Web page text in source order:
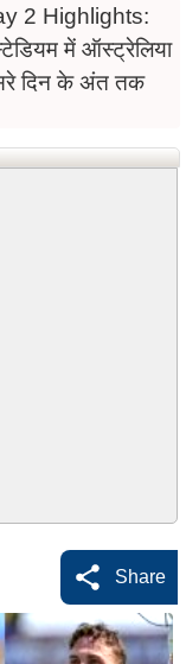
2 Highlights:
में ऑस्ट्रेलिया
दिन के अंत तक
Share